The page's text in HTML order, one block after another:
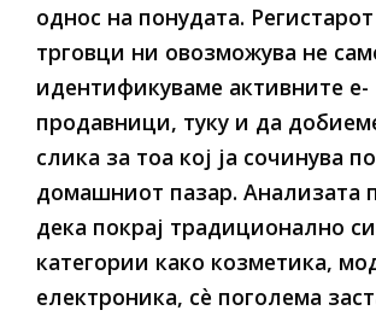
однос на понудата.
трговци ни овозможува не
идентификуваме активните е-
продавници, туку и да
слика за тоа кој ја сочинува
домашниот пазар. Анализата
дека покрај традиционално
категории како козметика,
електроника, сè поголема